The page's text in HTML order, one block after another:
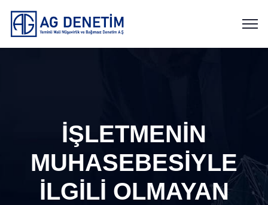
İŞLETMENİN
MUHASEBESİYLE
İLGİLİ OLMAYAN